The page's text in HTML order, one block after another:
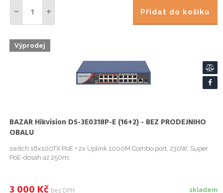
Přidat do košíku
BAZAR Hikvision DS-3E0318P-E (16+2) - BEZ PRODEJNIHO
OBALU
switch 16x100TX PoE + 2x Uplink 1000M Combo port, 230W, Super
PoE-dosah až 250m;
skladem
bez DPH
Výprodej